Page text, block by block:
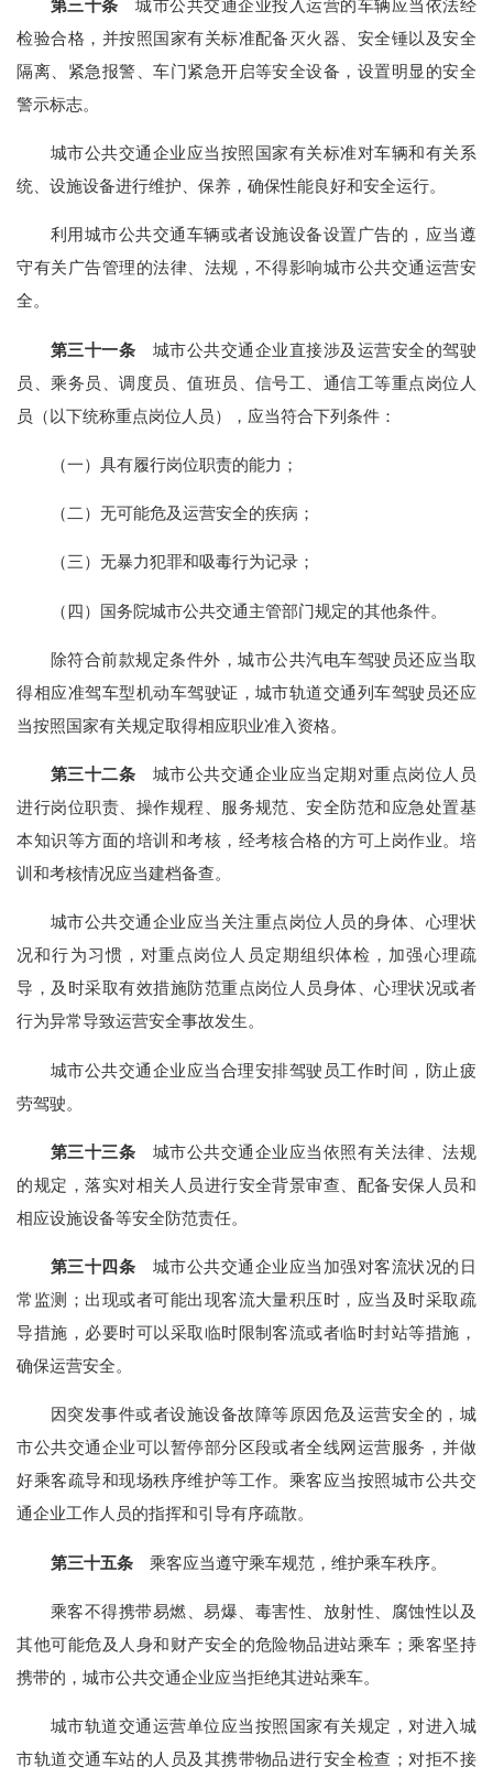
第三十条 城市公共交通企业投入运营的车辆应当依法经
检验合格，并按照国家有关标准配备灭火器、安全锤以及安全
隔离、紧急报警、车门紧急开启等安全设备，设置明显的安全
警示标志。
城市公共交通企业应当按照国家有关标准对车辆和有关系
统、设施设备进行维护、保养，确保性能良好和安全运行。
利用城市公共交通车辆或者设施设备设置广告的，应当遵
守有关广告管理的法律、法规，不得影响城市公共交通运营安
全。
第三十一条 城市公共交通企业直接涉及运营安全的驾驶
员、乘务员、调度员、值班员、信号工、通信工等重点岗位人
员（以下统称重点岗位人员），应当符合下列条件：
（一）具有履行岗位职责的能力；
（二）无可能危及运营安全的疾病；
（三）无暴力犯罪和吸毒行为记录；
（四）国务院城市公共交通主管部门规定的其他条件。
除符合前款规定条件外，城市公共汽电车驾驶员还应当取
得相应准驾车型机动车驾驶证，城市轨道交通列车驾驶员还应
当按照国家有关规定取得相应职业准入资格。
第三十二条 城市公共交通企业应当定期对重点岗位人员
进行岗位职责、操作规程、服务规范、安全防范和应急处置基
本知识等方面的培训和考核，经考核合格的方可上岗作业。培
训和考核情况应当建档备查。
城市公共交通企业应当关注重点岗位人员的身体、心理状
况和行为习惯，对重点岗位人员定期组织体检，加强心理疏
导，及时采取有效措施防范重点岗位人员身体、心理状况或者
行为异常导致运营安全事故发生。
城市公共交通企业应当合理安排驾驶员工作时间，防止疲
劳驾驶。
第三十三条 城市公共交通企业应当依照有关法律、法规
的规定，落实对相关人员进行安全背景审查、配备安保人员和
相应设施设备等安全防范责任。
第三十四条 城市公共交通企业应当加强对客流状况的日
常监测；出现或者可能出现客流大量积压时，应当及时采取疏
导措施，必要时可以采取临时限制客流或者临时封站等措施，
确保运营安全。
因突发事件或者设施设备故障等原因危及运营安全的，城
市公共交通企业可以暂停部分区段或者全线网运营服务，并做
好乘客疏导和现场秩序维护等工作。乘客应当按照城市公共交
通企业工作人员的指挥和引导有序疏散。
第三十五条乘客应当遵守乘车规范，维护乘车秩序。
乘客不得携带易燃、易爆、毒害性、放射性、腐蚀性以及
其他可能危及人身和财产安全的危险物品进站乘车；乘客坚持
携带的，城市公共交通企业应当拒绝其进站乘车。
城市轨道交通运营单位应当按照国家有关规定，对进入城
市轨道交通车站的人员及其携带物品进行安全检查；对拒不接